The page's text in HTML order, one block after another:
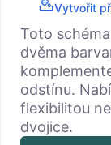
Vytvořit
Toto
dvěma
odstínu.
flexibilitou
dvojice.